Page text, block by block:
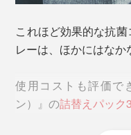
微細なミストがフワ
スプレーを採用。
これほど効果的な抗
レーは、ほかにはなか
使用コストも評価で
ン）』の詰替えパック